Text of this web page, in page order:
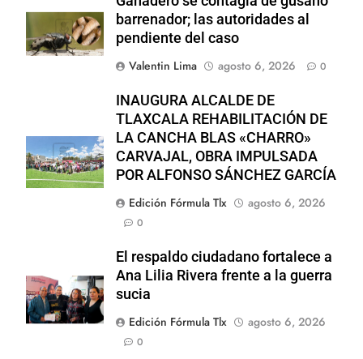
barrenador; las autoridades al
pendiente del caso
Valentin Lima
agosto 6, 2026 0
INAUGURA ALCALDE DE
TLAXCALA REHABILITACIÓN DE
LA CANCHA BLAS «CHARRO»
CARVAJAL, OBRA IMPULSADA
POR ALFONSO SÁNCHEZ GARCÍA
Edición Fórmula Tlx
agosto 6, 2026
0
El respaldo ciudadano fortalece a
Ana Lilia Rivera frente a la guerra
sucia
Edición Fórmula Tlx
agosto 6, 2026
0